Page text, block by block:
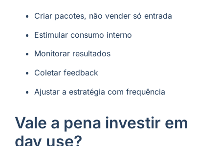
Criar pacotes, não vender só entrada
Estimular consumo interno
Monitorar resultados
Coletar feedback
Ajustar a estratégia com frequência
Vale a pena investir em
day use?